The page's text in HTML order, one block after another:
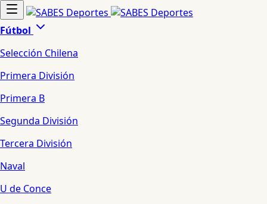
Fútbol
Selección Chilena
Primera División
Primera B
Segunda División
Tercera División
Naval
U de Conce